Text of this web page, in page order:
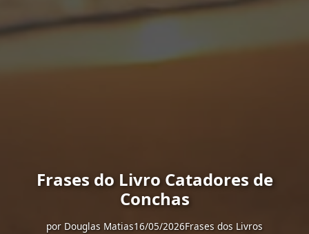
Frases do Livro Catadores de
Conchas
por Douglas Matias16/05/2026Frases dos Livros